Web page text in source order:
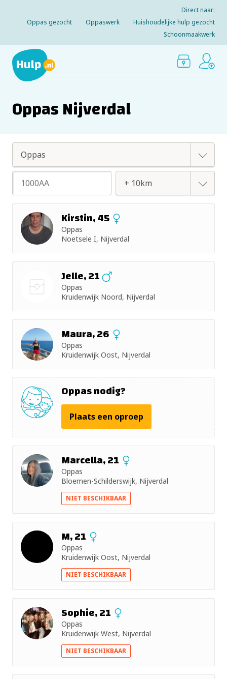
Direct naar:
Oppas gezocht
Oppaswerk
Huishoudelijke hulp gezocht
Schoonmaakwerk
Oppas Nijverdal
Oppas
Huishoudelijke hulp + 2km
+ 10km
Kirstin, 45
Oppas
Noetsele I, Nijverdal
Jelle, 21
Oppas
Kruidenwijk Noord, Nijverdal
Maura, 26
Oppas
Kruidenwijk Oost, Nijverdal
Oppas nodig?
Plaats een oproep
Marcella, 21
Oppas
Bloemen-Schilderswijk, Nijverdal
NIET BESCHIKBAAR
M, 21
Oppas
Kruidenwijk Oost, Nijverdal
NIET BESCHIKBAAR
Sophie, 21
Oppas
Kruidenwijk West, Nijverdal
NIET BESCHIKBAAR